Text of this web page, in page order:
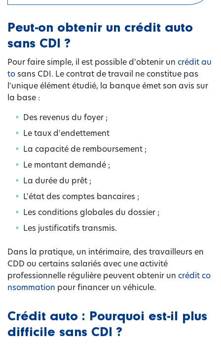
Peut-on obtenir un crédit auto
sans CDI ?
Pour faire simple, il est possible d'obtenir un crédit au
to sans CDI. Le contrat de travail ne constitue pas
l'unique élément étudié, la banque émet son avis sur
la base :
Des revenus du foyer ;
Le taux d'endettement
La capacité de remboursement ;
Le montant demandé ;
La durée du prêt ;
L'état des comptes bancaires ;
Les conditions globales du dossier ;
Les justificatifs transmis.
Dans la pratique, un intérimaire, des travailleurs en
CDD ou certains salariés avec une activité
professionnelle régulière peuvent obtenir un crédit co
nsommation pour financer un véhicule.
Crédit auto : Pourquoi est-il plus
difficile sans CDI ?